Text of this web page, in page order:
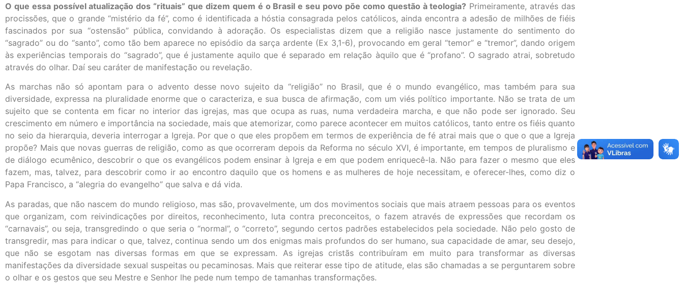
O que essa possível atualização dos “rituais” que dizem quem é o Brasil e seu povo põe como questão à teologia? Primeiramente, através das
procissões, que o grande “mistério da fé”, como é identificada a hóstia consagrada pelos católicos, ainda encontra a adesão de milhões de fiéis
fascinados por sua “ostensão” pública, convidando à adoração. Os especialistas dizem que a religião nasce justamente do sentimento do
“sagrado” ou do “santo”, como tão bem aparece no episódio da sarça ardente (Ex 3,1-6), provocando em geral “temor” e “tremor”, dando origem
às experiências temporais do “sagrado”, que é justamente aquilo que é separado em relação àquilo que é “profano”. O sagrado atrai, sobretudo
através do olhar. Daí seu caráter de manifestação ou revelação.
As marchas não só apontam para o advento desse novo sujeito da “religião” no Brasil, que é o mundo evangélico, mas também para sua
diversidade, expressa na pluralidade enorme que o caracteriza, e sua busca de afirmação, com um viés político importante. Não se trata de um
sujeito que se contenta em ficar no interior das igrejas, mas que ocupa as ruas, numa verdadeira marcha, e que não pode ser ignorado. Seu
crescimento em número e importância na sociedade, mais que atemorizar, como parece acontecer em muitos católicos, tanto entre os fiéis quanto
no seio da hierarquia, deveria interrogar a Igreja. Por que o que eles propõem em termos de experiência de fé atrai mais que o que o que a Igreja
propõe? Mais que novas guerras de religião, como as que ocorreram depois da Reforma no século XVI, é importante, em tempos de pluralismo e
de diálogo ecumênico, descobrir o que os evangélicos podem ensinar à Igreja e em que podem enriquecê-la. Não para fazer o mesmo que eles
fazem, mas, talvez, para descobrir como ir ao encontro daquilo que os homens e as mulheres de hoje necessitam, e oferecer-lhes, como diz o
Papa Francisco, a “alegria do evangelho” que salva e dá vida.
As paradas, que não nascem do mundo religioso, mas são, provavelmente, um dos movimentos sociais que mais atraem pessoas para os eventos
que organizam, com reivindicações por direitos, reconhecimento, luta contra preconceitos, o fazem através de expressões que recordam os
“carnavais”, ou seja, transgredindo o que seria o “normal”, o “correto”, segundo certos padrões estabelecidos pela sociedade. Não pelo gosto de
transgredir, mas para indicar o que, talvez, continua sendo um dos enigmas mais profundos do ser humano, sua capacidade de amar, seu desejo,
que não se esgotam nas diversas formas em que se expressam. As igrejas cristãs contribuíram em muito para transformar as diversas
manifestações da diversidade sexual suspeitas ou pecaminosas. Mais que reiterar esse tipo de atitude, elas são chamadas a se perguntarem sobre
o olhar e os gestos que seu Mestre e Senhor lhe pede num tempo de tamanhas transformações.